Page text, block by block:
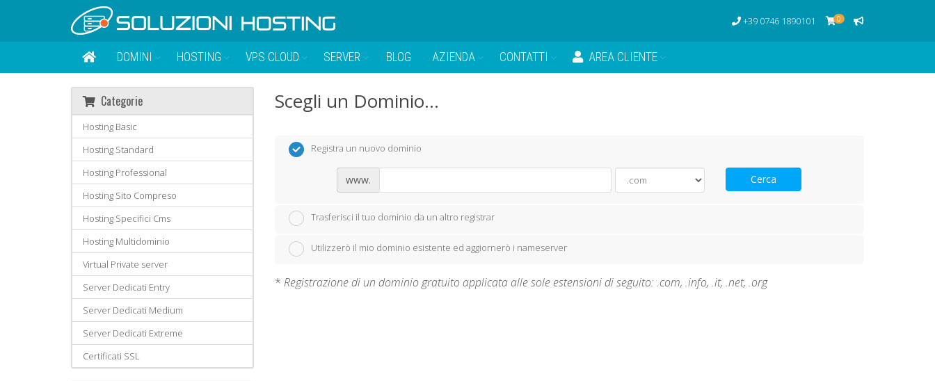
0
+39 0746 1890101
DOMINI HOSTING VPS CLOUD SERVER BLOG AZIENDA CONTATTI AREA CLIENTE
Scegli un Dominio...
Categorie
Hosting Basic
Hosting Standard
Hosting Professional
Hosting Sito Compreso
Hosting Specifici Cms
Hosting Multidominio
Virtual Private server
Server Dedicati Entry
Server Dedicati Medium
Server Dedicati Extreme
Certificati SSL
Registra un nuovo dominio
www. Cerca
Trasferisci il tuo dominio da un altro registrar
Utilizzerò il mio dominio esistente ed aggiornerò i nameserver
* Registrazione di un dominio gratuito applicata alle sole estensioni di seguito: .com, .info, .it, .net, .org